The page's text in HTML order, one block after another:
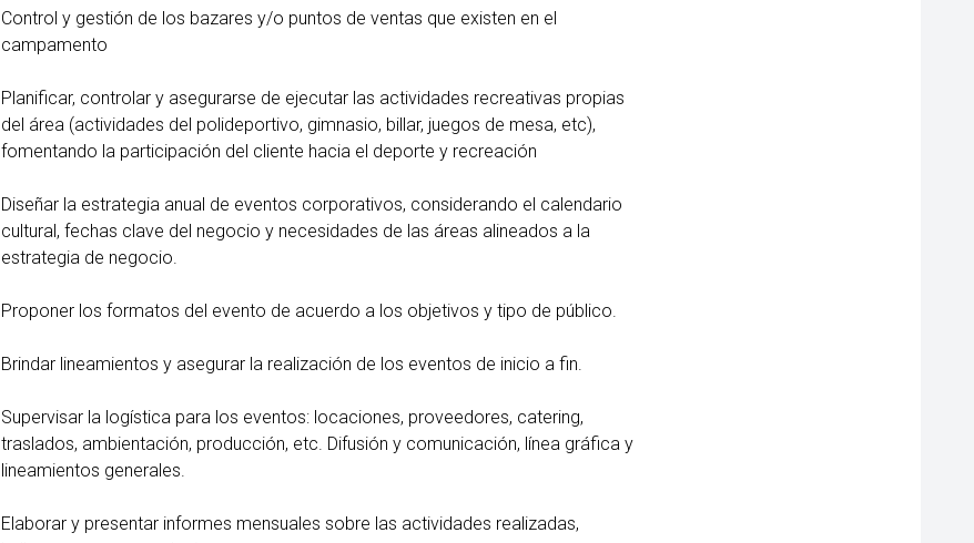
Control y gestión de los bazares y/o puntos de ventas que existen en el
campamento
Planificar, controlar y asegurarse de ejecutar las actividades recreativas propias
del área (actividades del polideportivo, gimnasio, billar, juegos de mesa, etc),
fomentando la participación del cliente hacia el deporte y recreación
Diseñar la estrategia anual de eventos corporativos, considerando el calendario
cultural, fechas clave del negocio y necesidades de las áreas alineados a la
estrategia de negocio.
Proponer los formatos del evento de acuerdo a los objetivos y tipo de público.
Brindar lineamientos y asegurar la realización de los eventos de inicio a fin.
Supervisar la logística para los eventos: locaciones, proveedores, catering,
traslados, ambientación, producción, etc. Difusión y comunicación, línea gráfica y
lineamientos generales.
Elaborar y presentar informes mensuales sobre las actividades realizadas,